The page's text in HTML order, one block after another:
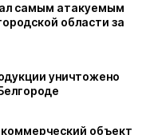
самым атакуемым
области за
уничтожено
объект